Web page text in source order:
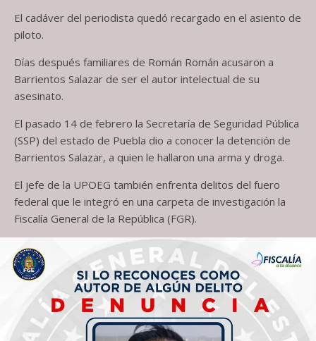
El cadáver del periodista quedó recargado en el asiento de
piloto.
Días después familiares de Román Román acusaron a
Barrientos Salazar de ser el autor intelectual de su
asesinato.
El pasado 14 de febrero la Secretaría de Seguridad Pública
(SSP) del estado de Puebla dio a conocer la detención de
Barrientos Salazar, a quien le hallaron una arma y droga.
El jefe de la UPOEG también enfrenta delitos del fuero
federal que le integró en una carpeta de investigación la
Fiscalía General de la República (FGR).